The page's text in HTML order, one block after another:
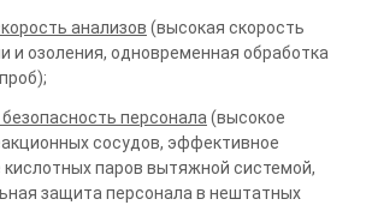
анализов (высокая скорость
и озоления, одновременная обработка
персонала(высокое
сосудов, эффективное
паров вытяжной системой,
защита персонала в нештатных